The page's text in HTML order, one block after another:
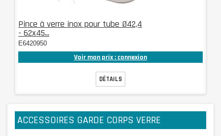
Pince à verre inox pour tube Ø42,4
- 62x45...
E6420950
Voir mon prix : connexion
DÉTAILS
ACCESSOIRES GARDE CORPS VERRE